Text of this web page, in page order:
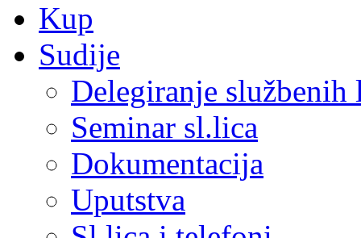
Kup
Sudije
Delegiranje službenih
Seminar sl.lica
Dokumentacija
Uputstva